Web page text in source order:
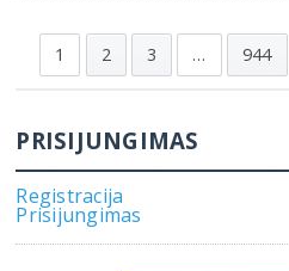
1 2 3 … 944
PRISIJUNGIMAS
Registracija
Prisijungimas